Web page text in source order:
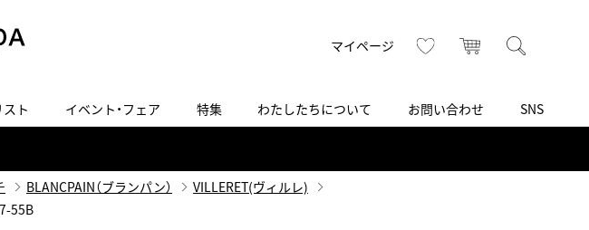
マイページ お気に入りカート
について
検索
ヴィンテージブランド
ト
ISHIDA N43°（札幌）
イベント・フェア 特集 わたしたちについて お問い合わせ SNS
INSTAGRAM
BLANCPAIN（ブランパン）
VILLERET(ヴィルレ)
55B
へ